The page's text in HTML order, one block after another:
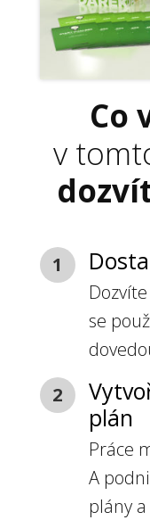
Co
v
1
se
2
plán
Práce
A
plány